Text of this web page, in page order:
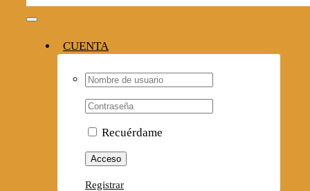
Toggle
CUENTA
Username:
Contraseña
Recuérdame
Registrar